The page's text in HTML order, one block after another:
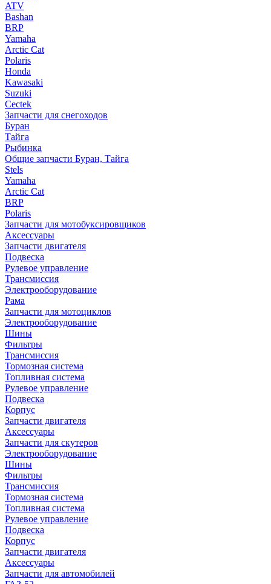
ATV
Bashan
BRP
Yamaha
Arctic Cat
Polaris
Honda
Kawasaki
Suzuki
Cectek
Запчасти для снегоходов
Буран
Тайга
Рыбинка
Общие запчасти Буран, Тайга
Stels
Yamaha
Arctic Cat
BRP
Polaris
Запчасти для мотобуксировщиков
Аксессуары
Запчасти двигателя
Подвеска
Рулевое управление
Трансмиссия
Электрооборудование
Рама
Запчасти для мотоциклов
Электрооборудование
Шины
Фильтры
Трансмиссия
Тормозная система
Топливная система
Рулевое управление
Подвеска
Корпус
Запчасти двигателя
Аксессуары
Запчасти для скутеров
Электрооборудование
Шины
Фильтры
Трансмиссия
Тормозная система
Топливная система
Рулевое управление
Подвеска
Корпус
Запчасти двигателя
Аксессуары
Запчасти для автомобилей